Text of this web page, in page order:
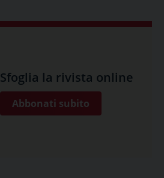
Sfoglia la rivista online
Abbonati subito